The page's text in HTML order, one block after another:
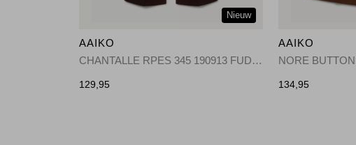
Nieuw
AAIKO
CHANTALLE RPES 345 190913 FUDGE
129,95
AAIKO
134,95